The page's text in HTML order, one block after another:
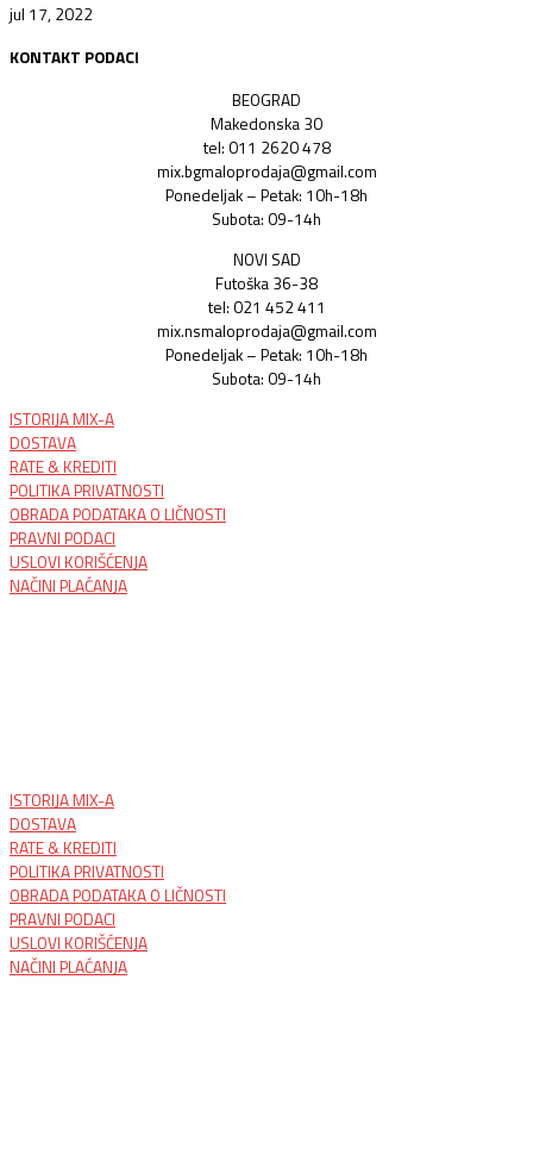
jul 17, 2022
KONTAKT PODACI
BEOGRAD
Makedonska 30
tel: 011 2620 478
mix.bgmaloprodaja@gmail.com
Ponedeljak – Petak: 10h-18h
Subota: 09-14h
NOVI SAD
Futoška 36-38
tel: 021 452 411
mix.nsmaloprodaja@gmail.com
Ponedeljak – Petak: 10h-18h
Subota: 09-14h
ISTORIJA MIX-A
DOSTAVA
RATE & KREDITI
POLITIKA PRIVATNOSTI
OBRADA PODATAKA O LIČNOSTI
PRAVNI PODACI
USLOVI KORIŠĆENJA
NAČINI PLAĆANJA
ISTORIJA MIX-A
DOSTAVA
RATE & KREDITI
POLITIKA PRIVATNOSTI
OBRADA PODATAKA O LIČNOSTI
PRAVNI PODACI
USLOVI KORIŠĆENJA
NAČINI PLAĆANJA